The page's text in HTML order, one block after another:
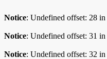
Notice: Undefined offset: 28 in
Notice: Undefined offset: 31 in
Notice: Undefined offset: 32 in